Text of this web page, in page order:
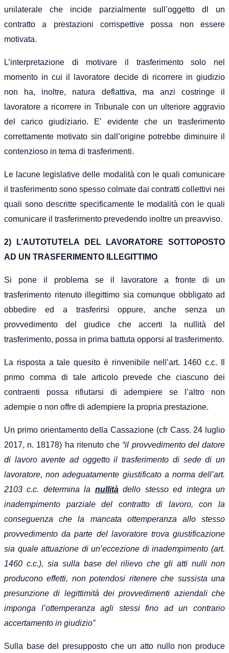
unilaterale che incide parzialmente sull’oggetto dl un
contratto a prestazioni corrispettive possa non essere
motivata.
L’interpretazione di motivare il trasferimento solo nel
momento in cui il lavoratore decide di ricorrere in giudizio
non ha, inoltre, natura deflattiva, ma anzi costringe il
lavoratore a ricorrere in Tribunale con un ulteriore aggravio
del carico giudiziario. E’ evidente che un trasferimento
correttamente motivato sin dall’origine potrebbe diminuire il
contenzioso in tema di trasferimenti.
Le lacune legislative delle modalità con le quali comunicare
il trasferimento sono spesso colmate dai contratti collettivi nei
quali sono descritte specificamente le modalità con le quali
comunicare il trasferimento prevedendo inoltre un preavviso.
2) L’AUTOTUTELA DEL LAVORATORE SOTTOPOSTO
AD UN TRASFERIMENTO ILLEGITTIMO
Si pone il problema se il lavoratore a fronte di un
trasferimento ritenuto illegittimo sia comunque obbligato ad
obbedire ed a trasferirsi oppure, anche senza un
provvedimento del giudice che accerti la nullità del
trasferimento, possa in prima battuta opporsi al trasferimento.
La risposta a tale quesito è rinvenibile nell’art. 1460 c.c. Il
primo comma di tale articolo prevede che ciascuno dei
contraenti possa rifiutarsi di adempiere se l’altro non
adempie o non offre di adempiere la propria prestazione.
Un primo orientamento della Cassazione (cfr Cass. 24 luglio
2017, n. 18178) ha ritenuto che “il provvedimento del datore
di lavoro avente ad oggetto il trasferimento di sede di un
lavoratore, non adeguatamente giustificato a norma dell’art.
2103 c.c. determina la nullitàdello stesso ed integra un
inadempimento parziale del contratto di lavoro, con la
conseguenza che la mancata ottemperanza allo stesso
provvedimento da parte del lavoratore trova giustificazione
sia quale attuazione di un’eccezione di inadempimento (art.
1460 c.c.), sia sulla base del rilievo che gli atti nulli non
producono effetti, non potendosi ritenere che sussista una
presunzione di legittimità dei provvedimenti aziendali che
imponga l’ottemperanza agli stessi fino ad un contrario
accertamento in giudizio”
Sulla base del presupposto che un atto nullo non produce